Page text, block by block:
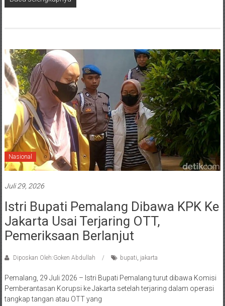
Nasional
Juli 29, 2026
Istri Bupati Pemalang Dibawa KPK Ke
Jakarta Usai Terjaring OTT,
Pemeriksaan Berlanjut
Diposkan Oleh:Goken Abdullah bupati, jakarta
Pemalang, 29 Juli 2026 – Istri Bupati Pemalang turut dibawa Komisi
Pemberantasan Korupsi ke Jakarta setelah terjaring dalam operasi
tangkap tangan atau OTT yang